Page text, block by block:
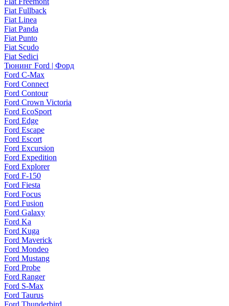
Fiat Fullback
Fiat Linea
Fiat Panda
Fiat Punto
Fiat Scudo
Fiat Sedici
Тюнинг Ford | Форд
Ford C-Max
Ford Connect
Ford Contour
Ford Crown Victoria
Ford EcoSport
Ford Edge
Ford Escape
Ford Escort
Ford Excursion
Ford Expedition
Ford Explorer
Ford F-150
Ford Fiesta
Ford Focus
Ford Fusion
Ford Galaxy
Ford Ka
Ford Kuga
Ford Maverick
Ford Mondeo
Ford Mustang
Ford Probe
Ford Ranger
Ford S-Max
Ford Taurus
Ford Thunderbird